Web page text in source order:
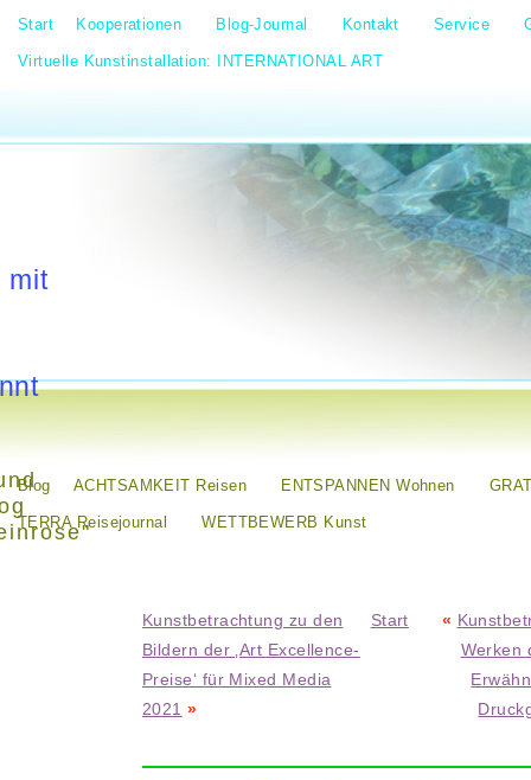
Start Kooperationen Blog-Journal Kontakt Service
Virtuelle Kunstinstallation: INTERNATIONAL ART
mit
Blog ACHTSAMKEIT Reisen ENTSPANNEN Wohnen
TERRA Reisejournal WETTBEWERB Kunst
Kunstbetrachtung zu den
Bildern der ‚Art Excellence-
Preise‘ für Mixed Media
2021 »
Start «
Werken